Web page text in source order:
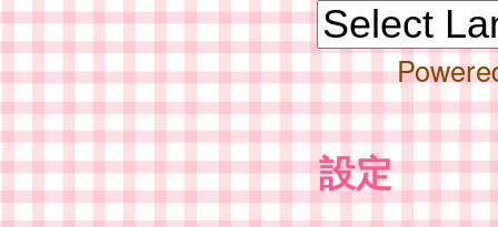
設定